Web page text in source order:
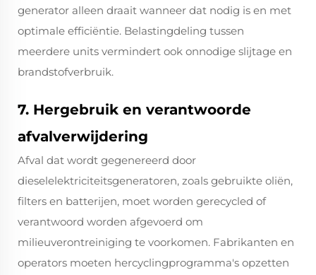
generator alleen draait wanneer dat nodig is en met
optimale efficiëntie. Belastingdeling tussen
meerdere units vermindert ook onnodige slijtage en
brandstofverbruik.
7. Hergebruik en verantwoorde
afvalverwijdering
Afval dat wordt gegenereerd door
dieselelektriciteitsgeneratoren, zoals gebruikte oliën,
filters en batterijen, moet worden gerecycled of
verantwoord worden afgevoerd om
milieuverontreiniging te voorkomen. Fabrikanten en
operators moeten hercyclingprogramma's opzetten